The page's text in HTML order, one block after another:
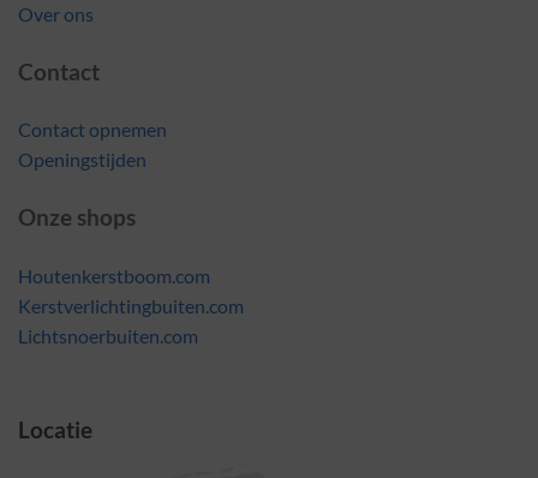
Over ons
Contact
Contact opnemen
Openingstijden
Onze shops
Houtenkerstboom.com
Kerstverlichtingbuiten.com
Lichtsnoerbuiten.com
Locatie